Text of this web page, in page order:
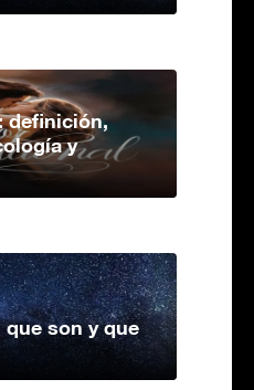
definición,
y
son y que